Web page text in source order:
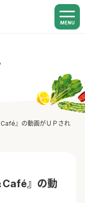
MENU
』の動画がＵＰされ
Café』の動